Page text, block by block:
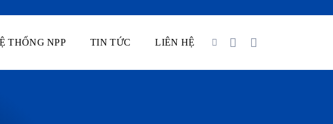
THỐNG NPP TIN TỨC LIÊN HỆ